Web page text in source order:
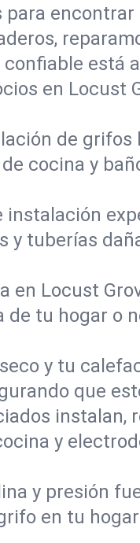
para
está
en Locust
de
cocina y
instalación
y tuberías
Locust
tu hogar o
y tu
que
instalan,
y
y presión
en tu